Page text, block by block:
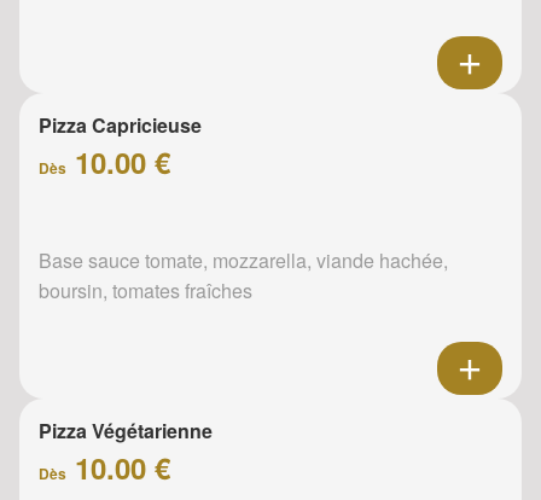
Pizza Capricieuse
Dès 10.00 €
Base sauce tomate, mozzarella, viande hachée,
boursin, tomates fraîches
Pizza Végétarienne
Dès 10.00 €